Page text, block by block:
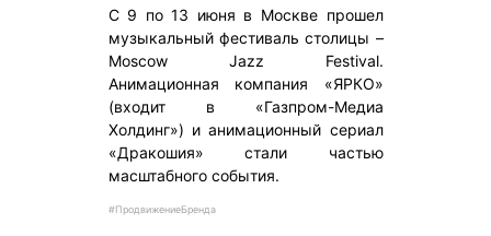
C 9 по 13 июня в Москве прошел
музыкальный фестиваль столицы –
Moscow Jazz Festival.
Анимационная компания «ЯРКО»
(входит в «Газпром-Медиа
Холдинг») и анимационный сериал
«Дракошия» стали частью
масштабного события.
#ПродвижениеБренда